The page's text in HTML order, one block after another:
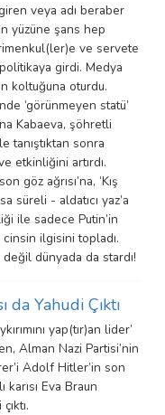
veya adı beraber
yüzüne şans hep
ve servete
girdi. Medya
koltuğuna oturdu.
‘görünmeyen statü’
Kabaeva, şöhretli
tanıştıktan sonra
etkinliğini artırdı.
göz ağrısı’na, ‘Kış
süreli - aldatıcı yaz’a
ile sadece Putin’in
ilgisini topladı.
değil dünyada da stardı!
da Yahudi Çıktı
yap(tır)an lider’
Alman Nazi Partisi’nin
Adolf Hitler’in son
karısı Eva Braun